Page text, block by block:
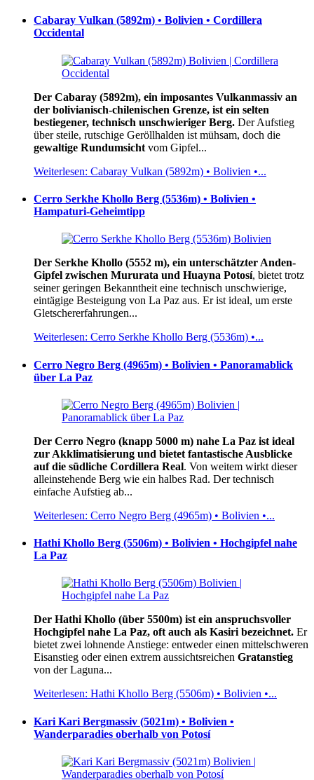
Cabaray Vulkan (5892m) • Bolivien • Cordillera
Occidental
Der Cabaray (5892m), ein imposantes Vulkanmassiv an
der bolivianisch-chilenischen Grenze, ist ein selten
bestiegener, technisch unschwieriger Berg. Der Aufstieg
über steile, rutschige Geröllhalden ist mühsam, doch die
gewaltige Rundumsicht vom Gipfel...
Weiterlesen: Cabaray Vulkan (5892m) • Bolivien •...
Cerro Serkhe Khollo Berg (5536m) • Bolivien •
Hampaturi-Geheimtipp
Der Serkhe Khollo (5552 m), ein unterschätzter Anden-
Gipfel zwischen Mururata und Huayna Potosí, bietet trotz
seiner geringen Bekanntheit eine technisch unschwierige,
eintägige Besteigung von La Paz aus. Er ist ideal, um erste
Gletschererfahrungen...
Weiterlesen: Cerro Serkhe Khollo Berg (5536m) •...
Cerro Negro Berg (4965m) • Bolivien • Panoramablick
über La Paz
Der Cerro Negro (knapp 5000 m) nahe La Paz ist ideal
zur Akklimatisierung und bietet fantastische Ausblicke
auf die südliche Cordillera Real. Von weitem wirkt dieser
alleinstehende Berg wie ein halbes Rad. Der technisch
einfache Aufstieg ab...
Weiterlesen: Cerro Negro Berg (4965m) • Bolivien •...
Hathi Khollo Berg (5506m) • Bolivien • Hochgipfel nahe
La Paz
Der Hathi Khollo (über 5500m) ist ein anspruchsvoller
Hochgipfel nahe La Paz, oft auch als Kasiri bezeichnet. Er
bietet zwei lohnende Anstiege: entweder einen mittelschweren
Eisanstieg oder einen extrem aussichtsreichen Gratanstieg
von der Laguna...
Weiterlesen: Hathi Khollo Berg (5506m) • Bolivien •...
Kari Kari Bergmassiv (5021m) • Bolivien •
Wanderparadies oberhalb von Potosí